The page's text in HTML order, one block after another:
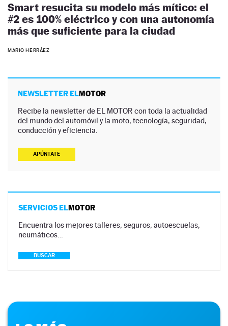
Smart resucita su modelo más mítico: el
#2 es 100% eléctrico y con una autonomía
más que suficiente para la ciudad
MARIO HERRÁEZ
NEWSLETTER ELMOTOR
Recibe la newsletter de EL MOTOR con toda la actualidad
del mundo del automóvil y la moto, tecnología, seguridad,
conducción y eficiencia.
APÚNTATE
SERVICIOS ELMOTOR
Encuentra los mejores talleres, seguros, autoescuelas,
neumáticos…
BUSCAR